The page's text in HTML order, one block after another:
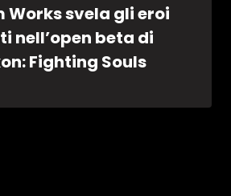
Works svela gli eroi
nell’open beta di
Fighting Souls